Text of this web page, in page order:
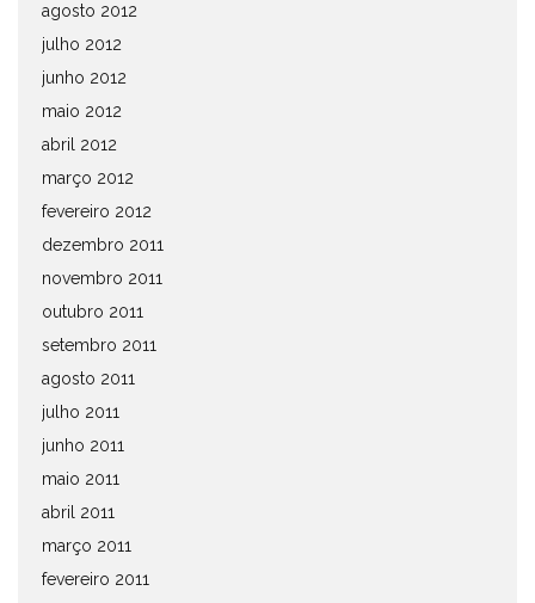
agosto 2012
julho 2012
junho 2012
maio 2012
abril 2012
março 2012
fevereiro 2012
dezembro 2011
novembro 2011
outubro 2011
setembro 2011
agosto 2011
julho 2011
junho 2011
maio 2011
abril 2011
março 2011
fevereiro 2011